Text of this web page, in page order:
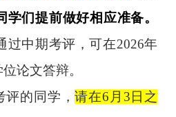
学们提前做好相应准备。
过中期考评，可在2026年
论文答辩。
评的同学，请在6 月 3 日之